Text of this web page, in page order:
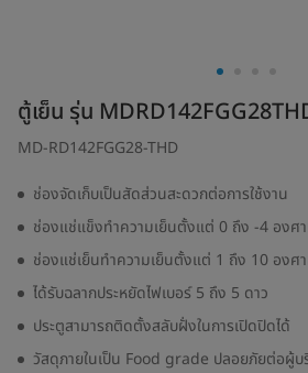
ตู้เย็น รุ่น
MD-RD142FGG28-THD
ช่องจัดเก็บเป็นสัดส่วนสะดวกต่อการใช้งาน
ช่องแช่แข็งทำความเย็นตั้งแต่ 0 ถึง -4 องศา
ช่องแช่เย็นทำความเย็นตั้งแต่ 1 ถึง 10 องศา
ได้รับฉลากประหยัดไฟเบอร์ 5 ถึง 5 ดาว
ประตูสามารถติดตั้งสลับฝั่งในการเปิดปิดได้
วัสดุภายในเป็น Food grade ปลอยภัยต่อผู้บ